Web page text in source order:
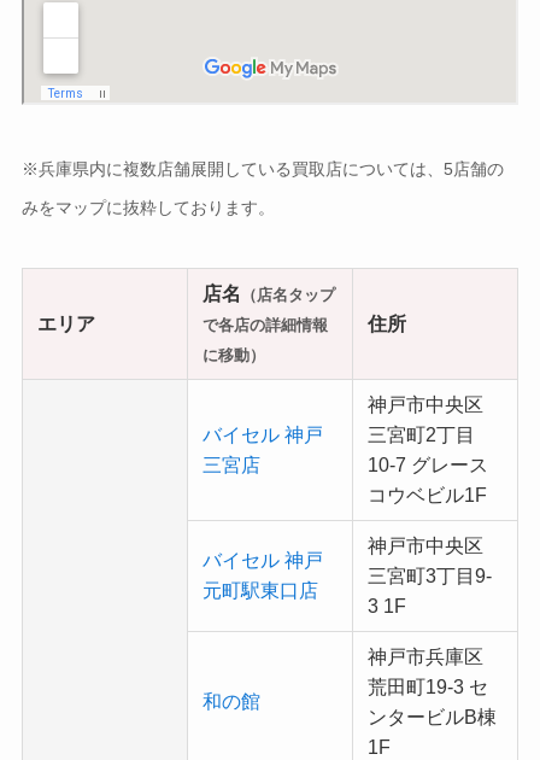
※兵庫県内に複数店舗展開している買取店については、5店舗の
みをマップに抜粋しております。
エリア
店名
（店名タップ
で各店の詳細情報
に移動）
住所
バイセル 神戸
三宮店
神戸市中央区
三宮町2丁目
10-7 グレース
コウベビル1F
バイセル 神戸
元町駅東口店
神戸市中央区
三宮町3丁目9-
3 1F
和の館
神戸市兵庫区
荒田町19-3 セ
ンタービルB棟
1F